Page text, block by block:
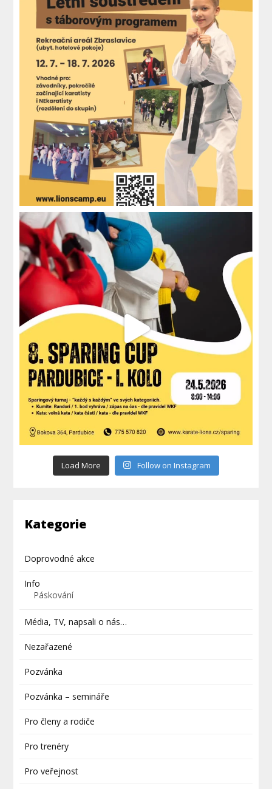
Load More Follow on Instagram
Kategorie
Doprovodné akce
Info
Páskování
Média, TV, napsali o nás…
Nezařazené
Pozvánka
Pozvánka – semináře
Pro členy a rodiče
Pro trenéry
Pro veřejnost